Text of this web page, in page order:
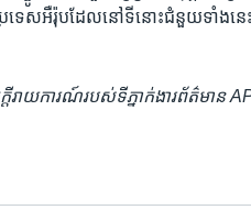
សអឺរ៉ុប​ដែល​នៅ​ទីនោះជំនួយ​ទាំង​នេះ​
រាយការណ៍​របស់​ទីភ្នាក់ងារ​ព័ត៌មាន